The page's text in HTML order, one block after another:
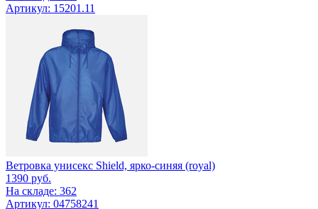
Артикул: 15201.11
Ветровка унисекс Shield, ярко-синяя (royal)
1390 руб.
На складе: 362
Артикул: 04758241